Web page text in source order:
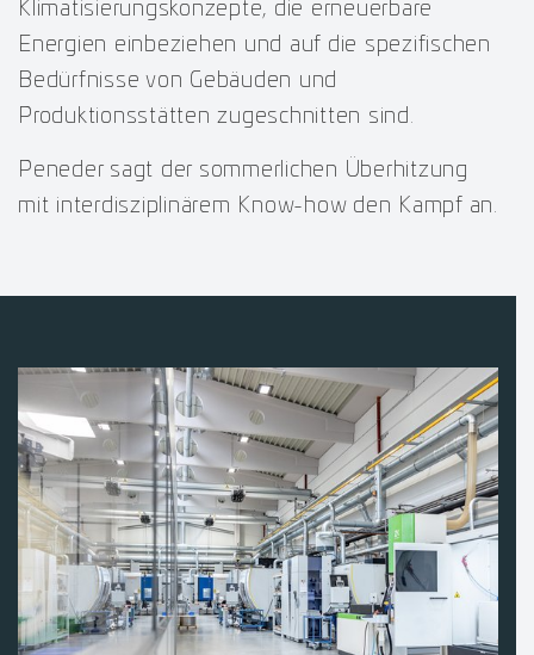
Klimatisierungskonzepte, die erneuerbare
Energien einbeziehen und auf die spezifischen
Bedürfnisse von Gebäuden und
Produktionsstätten zugeschnitten sind.
Peneder sagt der sommerlichen Überhitzung
mit interdisziplinärem Know-how den Kampf an.